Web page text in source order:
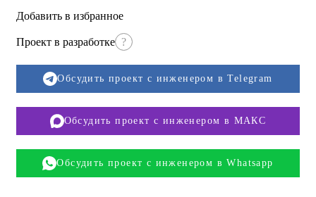
Добавить в избранное
Проект в разработке ?
Обсудить проект с инженером в Telegram
Обсудить проект с инженером в МАКС
Обсудить проект с инженером в Whatsapp